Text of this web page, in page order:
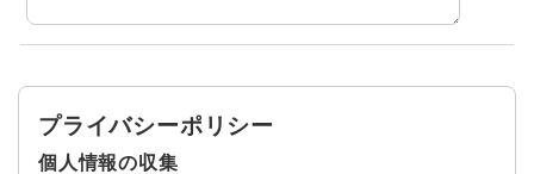
プライバシーポリシー
個人情報の収集